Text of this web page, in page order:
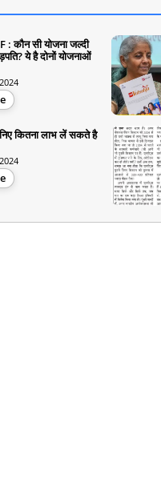
: कौन सी योजना जल्दी
ये है दोनों योजनाओं
कितना लाभ लें सकते है